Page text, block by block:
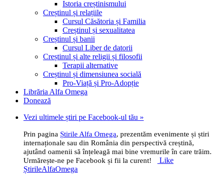
Istoria creștinismului
Creștinul și relațiile
Cursul Căsătoria și Familia
Creștinul și sexualitatea
Creștinul și banii
Cursul Liber de datorii
Creștinul și alte religii și filosofii
Terapii alternative
Creștinul și dimensiunea socială
Pro-Viață și Pro-Adopție
Librăria Alfa Omega
Donează
Vezi ultimele știri pe Facebook-ul tău »
Prin pagina Știrile Alfa Omega, prezentăm evenimente și știri
internaționale sau din România din perspectivă creștină,
ajutând oamenii să înțeleagă mai bine vremurile în care trăim.
Urmărește-ne pe Facebook și fii la curent!
Like
ȘtirileAlfaOmega